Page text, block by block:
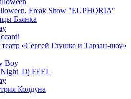
Freak Show "EUPHORIA"
Бьянка
«Сергей Глушко и Тарзан-шоу»
Boy
Night. Dj FEEL
Колдуна